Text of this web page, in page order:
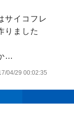
サイコフレ
りました
…
04/29 00:02:35